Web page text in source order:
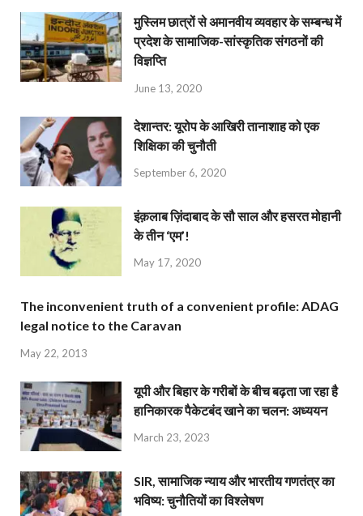
मुस्लिम छात्रों से अमानवीय व्यवहार के सम्बन्ध में
प्रदेश के सामाजिक-सांस्कृतिक संगठनों की
विज्ञप्ति
June 13, 2020
देशान्‍तर: यूरोप के आखिरी तानाशाह को एक
शिक्षिका की चुनौती
September 6, 2020
इंक़लाब ज़िंदाबाद के सौ साल और हसरत मोहानी
के तीन ‘एम’!
May 17, 2020
The inconvenient truth of a convenient profile: ADAG
legal notice to the Caravan
May 22, 2013
यूपी और बिहार के गरीबों के बीच बढ़ता जा रहा है
हानिकारक पैकेटबंद खाने का चलन: अध्ययन
March 23, 2023
SIR, सामाजिक न्याय और भारतीय गणतंत्र का
भविष्य: चुनौतियों का विश्लेषण